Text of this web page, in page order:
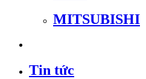
MITSUBISHI
Tin tức